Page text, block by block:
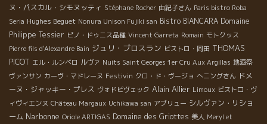
ヌ・パスカル・シモヌッティ Stéphane Rocher 由紀子さん Paris bistro Roba
Seria Hughes Beguet Nonura Unison Fujiki san Bistro BIANCARA Domaine
Philippe Tessier ピノ・ドゥニス品種 Vincent Garreta Romain モトクッス
Pierre fils d'Alexandre Bain ジュリ・ブロスラン ビストロ・岡田 THOMAS
PICOT エル・ルンベロ ルヴァ Nuits Saint Georges 1er Cru Aux Argillas 地酒祭
ヴァンサン カーヴ・マドレーヌ Festivin クロ・ド・ヴージョ へニングさん ドメ
ーヌ・ジャッキー・プレス ヴォドピヴェック Alain Allier Limoux ビストロ・ヴ
ィヴィエンヌ Château Margaux Uchikawa san アブリュー シルヴァン・リショ
ーム Narbonne Oriole ARTIGAS Domaine des Griottes 美人 Meryl et